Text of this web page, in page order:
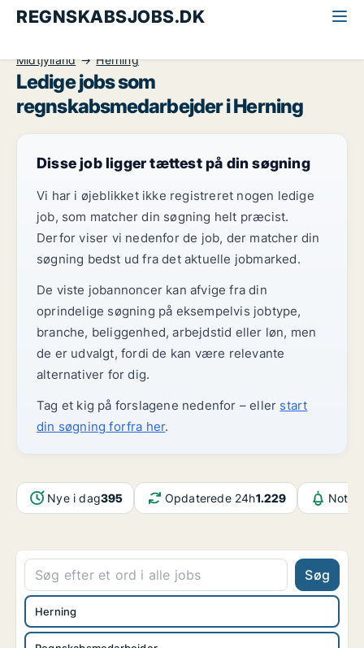
REGNSKABSJOBS.DK
Midtjylland
Herning
Ledige jobs som
regnskabsmedarbejder i Herning
Disse job ligger tættest på din søgning
Vi har i øjeblikket ikke registreret nogen ledige
job, som matcher din søgning helt præcist.
Derfor viser vi nedenfor de job, der matcher din
søgning bedst ud fra det aktuelle jobmarked.
De viste jobannoncer kan afvige fra din
oprindelige søgning på eksempelvis jobtype,
branche, beliggenhed, arbejdstid eller løn, men
de er udvalgt, fordi de kan være relevante
alternativer for dig.
Tag et kig på forslagene nedenfor – eller start
din søgning forfra her.
Nye i dag395 Opdaterede 24h1.229
Søg
Herning